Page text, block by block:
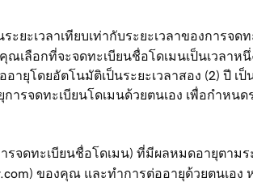
ะเวลาเทียบเท่ากับระยะเวลาของการจ
ลือกที่จะจดทะเบียนชื่อโดเมนเป็นเวลาห
ายุโดยอัตโนมัติเป็นระยะเวลาสอง (2) ปี
รจดทะเบียนโดเมนด้วยตนเอง เพื่อกำหน
ดทะเบียนชื่อโดเมน) ที่มีผลหมดอายุตาม
ของคุณ และทำการต่ออายุด้วยตนเอ